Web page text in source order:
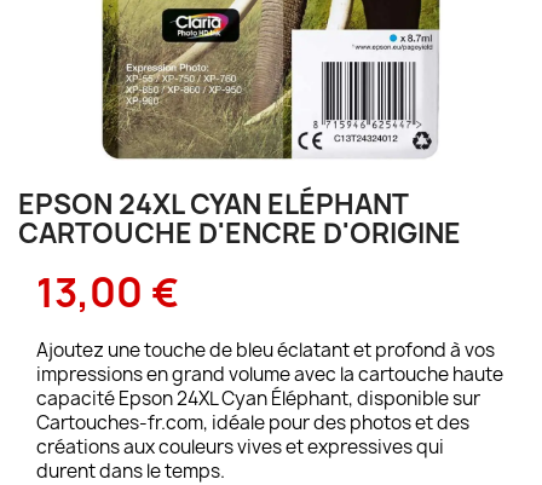
EPSON 24XL CYAN ELÉPHANT
CARTOUCHE D'ENCRE D'ORIGINE
13,00 €
Ajoutez une touche de bleu éclatant et profond à vos
impressions en grand volume avec la cartouche haute
capacité Epson 24XL Cyan Éléphant, disponible sur
Cartouches-fr.com, idéale pour des photos et des
créations aux couleurs vives et expressives qui
durent dans le temps.